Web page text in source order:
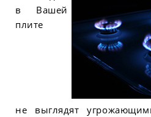
в Вашей
плите
не выглядят